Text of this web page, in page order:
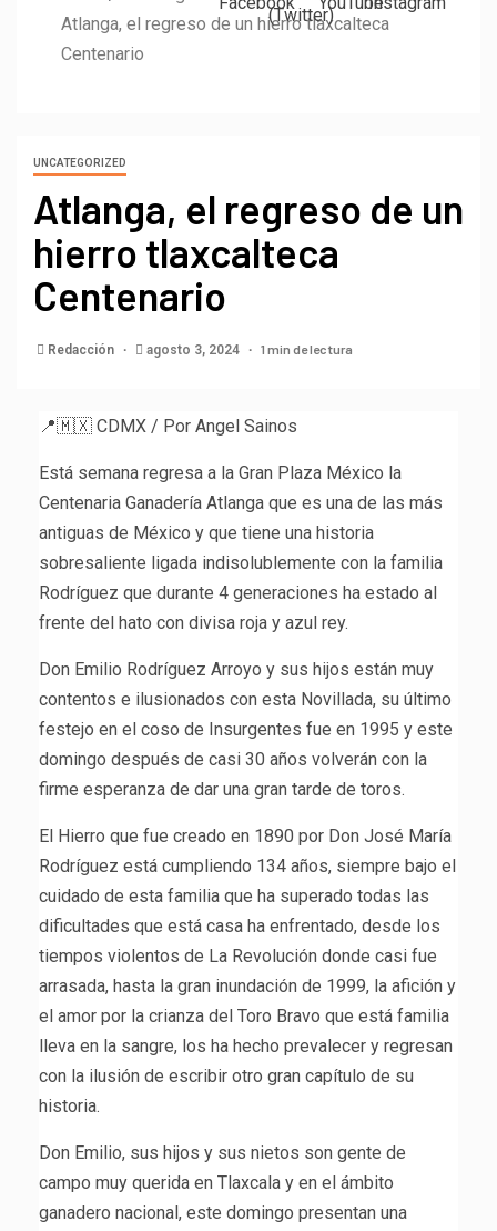
Atlanga, el regreso de un hierro tlaxcalteca
Centenario
UNCATEGORIZED
Atlanga, el regreso de un
hierro tlaxcalteca
Centenario
Redacción agosto 3, 2024 1 min de lectura
📍🇲🇽 CDMX / Por Angel Sainos
Está semana regresa a la Gran Plaza México la
Centenaria Ganadería Atlanga que es una de las más
antiguas de México y que tiene una historia
sobresaliente ligada indisolublemente con la familia
Rodríguez que durante 4 generaciones ha estado al
frente del hato con divisa roja y azul rey.
Don Emilio Rodríguez Arroyo y sus hijos están muy
contentos e ilusionados con esta Novillada, su último
festejo en el coso de Insurgentes fue en 1995 y este
domingo después de casi 30 años volverán con la
firme esperanza de dar una gran tarde de toros.
El Hierro que fue creado en 1890 por Don José María
Rodríguez está cumpliendo 134 años, siempre bajo el
cuidado de esta familia que ha superado todas las
dificultades que está casa ha enfrentado, desde los
tiempos violentos de La Revolución donde casi fue
arrasada, hasta la gran inundación de 1999, la afición y
el amor por la crianza del Toro Bravo que está familia
lleva en la sangre, los ha hecho prevalecer y regresan
con la ilusión de escribir otro gran capítulo de su
historia.
Don Emilio, sus hijos y sus nietos son gente de
campo muy querida en Tlaxcala y en el ámbito
ganadero nacional, este domingo presentan una